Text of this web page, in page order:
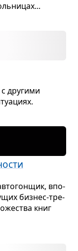
дру­гими
впо­
биз­нес-тре­
книг